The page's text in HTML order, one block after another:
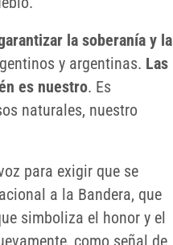
la soberanía y la
y argentinas. Las
es nuestro. Es
naturales, nuestro
para exigir que se
a la Bandera, que
simboliza el honor y el
como señal de